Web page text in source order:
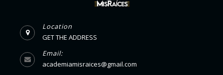
Location
GET THE ADDRESS
Email:
academiamisraices@gmail.com